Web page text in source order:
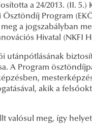
a 24/2013. (II.
Program
a jogszabályban
Hivatal (NKFI
utánpótlásának
A Program
akik a
valósul meg, így